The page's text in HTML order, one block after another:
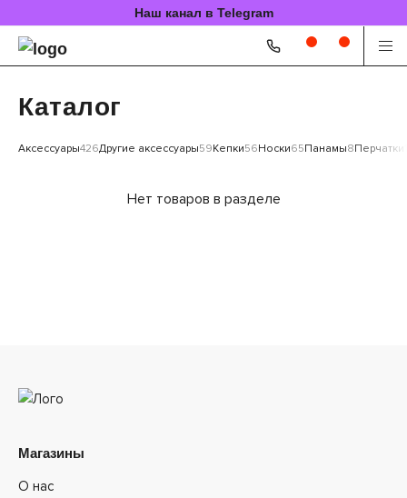
Наш канал в Telegram
Каталог
Аксессуары426Другие аксессуары59Кепки56Носки65Панамы8Перчатки
Нет товаров в разделе
Магазины
О нас